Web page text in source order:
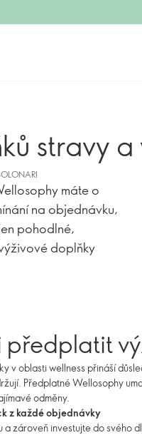
stravy a
máte o
na objednávku,
pohodlné,
doplňky
předplatit
v oblasti wellness přináší
Předplatné Wellosophy
odměny.
z každé objednávky
a zároveň investujte do svého